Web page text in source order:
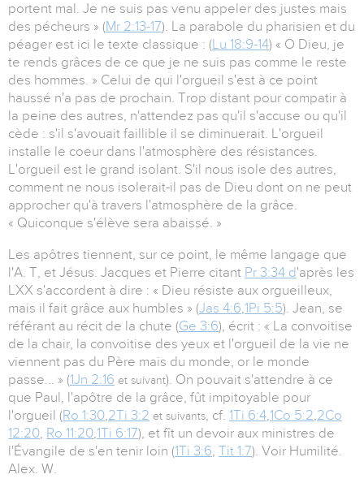
portent mal. Je ne suis pas venu appeler des justes mais
des pécheurs » (Mr 2:13-17). La parabole du pharisien et du
péager est ici le texte classique : (Lu 18:9-14) « O Dieu, je
te rends grâces de ce que je ne suis pas comme le reste
des hommes. » Celui de qui l'orgueil s'est à ce point
haussé n'a pas de prochain. Trop distant pour compatir à
la peine des autres, n'attendez pas qu'il s'accuse ou qu'il
cède : s'il s'avouait faillible il se diminuerait. L'orgueil
installe le coeur dans l'atmosphère des résistances.
L'orgueil est le grand isolant. S'il nous isole des autres,
comment ne nous isolerait-il pas de Dieu dont on ne peut
approcher qu'à travers l'atmosphère de la grâce.
« Quiconque s'élève sera abaissé. »
Les apôtres tiennent, sur ce point, le même langage que
l'A. T, et Jésus. Jacques et Pierre citant Pr 3:34 d'après les
LXX s'accordent à dire : « Dieu résiste aux orgueilleux,
mais il fait grâce aux humbles » (Jas 4:6,1Pi 5:5). Jean, se
référant au récit de la chute (Ge 3:6), écrit : « La convoitise
de la chair, la convoitise des yeux et l'orgueil de la vie ne
viennent pas du Père mais du monde, or le monde
passe... » (1Jn 2:16 et suivant). On pouvait s'attendre à ce
que Paul, l'apôtre de la grâce, fût impitoyable pour
l'orgueil (Ro 1:30,2Ti 3:2 et suivants, cf. 1Ti 6:4,1Co 5:2,2Co
12:20, Ro 11:20,1Ti 6:17), et fît un devoir aux ministres de
l'Évangile de s'en tenir loin (1Ti 3:6, Tit 1:7). Voir Humilité.
Alex. W.